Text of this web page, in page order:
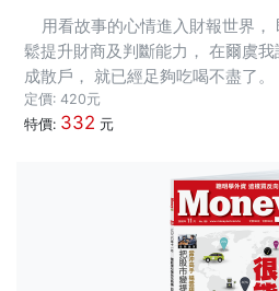
鬆提升財商及判斷能力， 在爾虞
成散戶， 就已經足夠吃喝不盡了
著被套牢。 當你在股市待越久、越
畏！ &n
定價: 420元
特價: 332 元